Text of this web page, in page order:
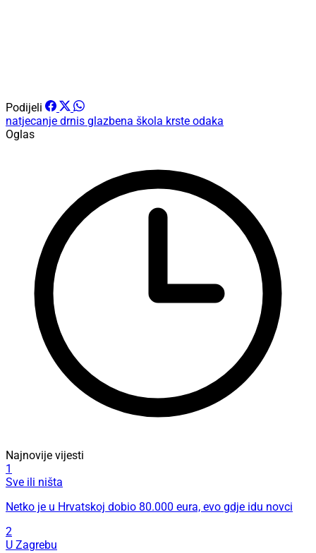
Podijeli
natjecanje drnis glazbena škola krste odaka
Oglas
Najnovije vijesti
1
Sve ili ništa
Netko je u Hrvatskoj dobio 80.000 eura, evo gdje idu novci
2
U Zagrebu